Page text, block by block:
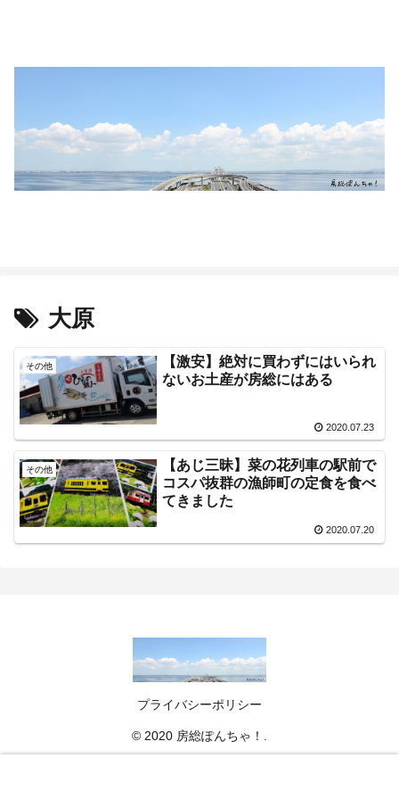
大原
その他
【激安】絶対に買わずにはいられ
ないお土産が房総にはある
2020.07.23
その他
【あじ三昧】菜の花列車の駅前で
コスパ抜群の漁師町の定食を食べ
てきました
2020.07.20
プライバシーポリシー
© 2020 房総ぽんちゃ！.